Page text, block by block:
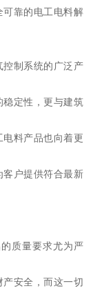
靠的电工电料解
控制系统的广泛产
定性，更与建筑
料产品也向着更
户提供符合最新
质量要求尤为严
安全，而这一切